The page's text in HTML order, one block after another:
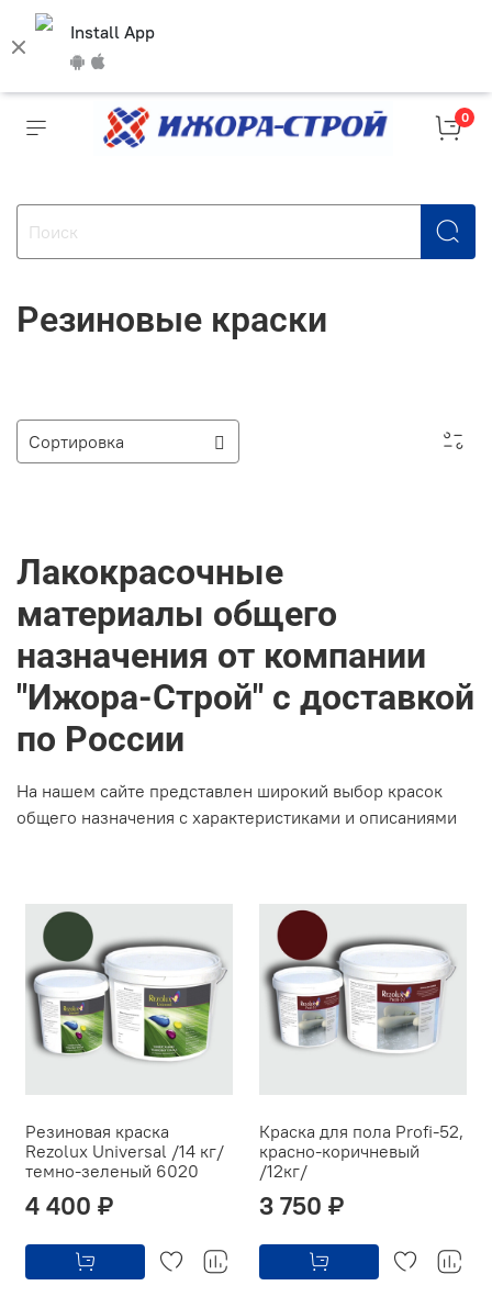
Install App
0
Резиновые краски
Лакокрасочные
материалы общего
назначения от компании
"Ижора-Строй" с доставкой
по России
На нашем сайте представлен широкий выбор красок
общего назначения с характеристиками и описаниями
Резиновая краска
Rezolux Universal /14 кг/
темно-зеленый 6020
4 400 ₽
Краска для пола Profi-52,
красно-коричневый
/12кг/
3 750 ₽